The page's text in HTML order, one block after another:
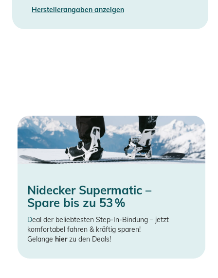
Gebrauchsanweisungen, Sicherheitshinweise und Warnungen
finden Sie direkt am Produkt.
Herstellerangaben anzeigen
Nidecker Supermatic –
Spare bis zu 53 %
Deal der beliebtesten Step-In-Bindung – jetzt
komfortabel fahren & kräftig sparen!
Gelange hierzu den Deals!